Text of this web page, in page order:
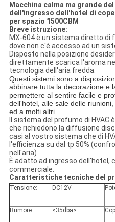
Macchina calma ma grande
dell'ingresso dell'hotel di
per spazio 1500CBM
Breve istruzione:
MX-604 è un sistema diretto di
dove non c'è accesso ad un
Disposto nella posizione
direttamente scarica l'aroma
tecnologia dell'aria fredda.
Questi sistemi sono a
abbinare tutta la decorazione e
permettere al sentire facile e
dell'hotel, alle sale delle
ed a molti altri.
Il sistema del profumo di
che richiedono la diffusione
casi al vostro sistema che di
l'efficienza su dal tp 50%
nell'aria)
È adatto ad ingresso dell'hotel,
commerciale.
Caratteristiche tecniche del
Tensione: DC12V
Rumore: <35dba>